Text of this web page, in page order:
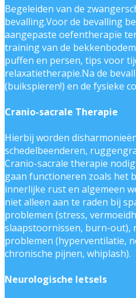
Begeleiden van de
bevalling.Voor de bevalling
aangepaste oefentherapie
training van de
puffen en persen, tips voor
relaxatietherapie.Na de
(buikspieren!) en de fysieke
Cranio-sacrale Therapie
Hierbij worden
schedelbeenderen,
Cranio-sacrale therapie
gaan functioneren zoals het
innerlijke rust en algemeen
niet alleen aan te raden bij
problemen (stress,
slaapstoornissen, burn-out),
problemen (hyperventilatie,
chronische pijnen, whiplash).
Neurologische letsels